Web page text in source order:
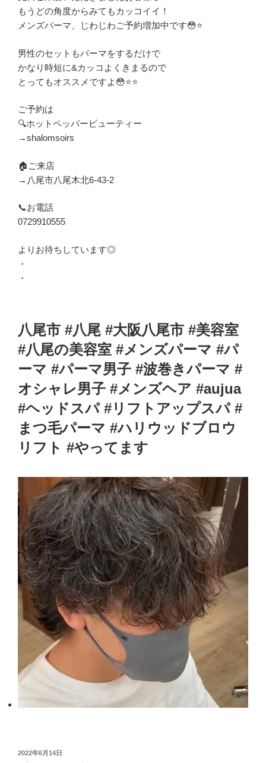
もうどの角度からみてもカッコイイ！
メンズパーマ、じわじわご予約増加中です😳⭐️
男性のセットもパーマをするだけで
かなり時短に&カッコよくきまるので
とってもオススメですよ😳⭐️⭐️
ご予約は
🔍ホットペッパービューティー
→shalomsoirs
🏠ご来店
→八尾市八尾木北6-43-2
📞お電話
0729910555
よりお待ちしています◎
・
・
八尾市 #八尾 #大阪八尾市 #美容室
#八尾の美容室 #メンズパーマ #パ
ーマ #パーマ男子 #波巻きパーマ #
オシャレ男子 #メンズヘア #aujua
#ヘッドスパ #リフトアップスパ #
まつ毛パーマ #ハリウッドブロウ
リフト #やってます
投
2022年6月14日